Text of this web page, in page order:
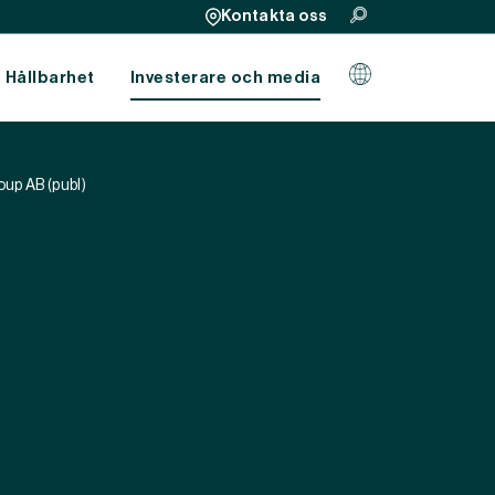
Kontakta oss
Hållbarhet Investerare och media
AB (publ)